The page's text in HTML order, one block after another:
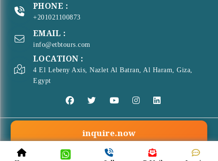
PHONE :
+201021100873
EMAIL :
info@etbtours.com
LOCATION :
4 El Lebeny Axis, Nazlet Al Batran, Al Haram, Giza,
Egypt
© Copyright 2026 . All Rights Reserved ETB Tours
inquire.now